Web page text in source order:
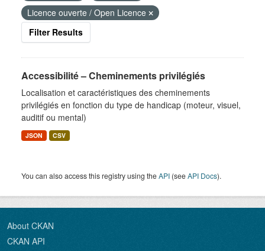
Licence ouverte / Open Licence
Filter Results
Accessibilité – Cheminements privilégiés
Localisation et caractéristiques des cheminements
privilégiés en fonction du type de handicap (moteur, visuel,
auditif ou mental)
JSON CSV
You can also access this registry using theAPI (seeAPI Docs).
About CKAN
CKAN API